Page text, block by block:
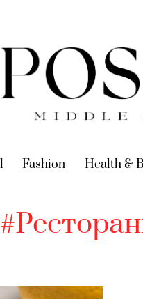
(current)
Fashion (current)
Health &